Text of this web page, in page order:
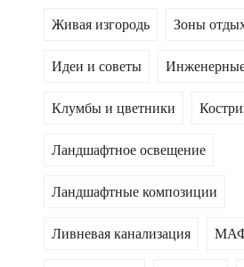
Живая изгородь Зоны
Идеи и советы
Клумбы и цветники
Ландшафтное освещение
Ландшафтные композиции
Ливневая канализация